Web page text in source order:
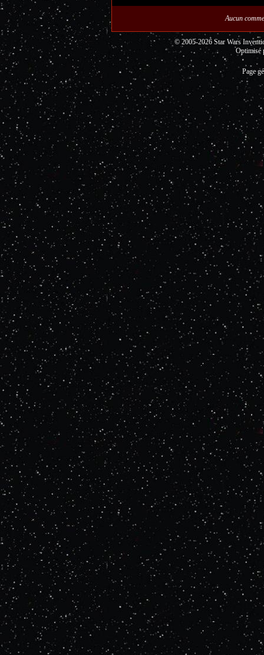
Aucun
© 2005-2026 Star Wars
Optimisé
Page